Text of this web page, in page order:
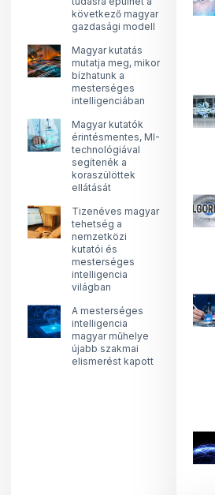
következő magyar
gazdasági modell
Magyar kutatás
mutatja meg, mikor
bízhatunk a
mesterséges
intelligenciában
Magyar kutatók
érintésmentes, MI-
technológiával
segítenék a
koraszülöttek
ellátását
Tizenéves magyar
tehetség a
nemzetközi
kutatói és
mesterséges
intelligencia
világban
A mesterséges
intelligencia
magyar műhelye
újabb szakmai
elismerést kapott